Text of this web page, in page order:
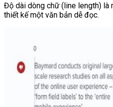
Độ dài dòng chữ (line length) là
thiết kế một văn bản dễ đọc.